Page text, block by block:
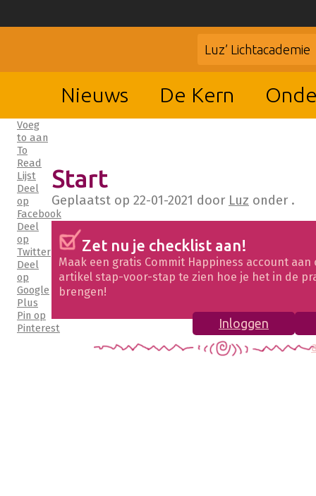
Luz’ Lichtacademie
Nieuws De Kern
Voeg
to aan
To
Read
Lijst
Deel
op
Facebook
Deel
op
Twitter
Deel
op
Google
Plus
Pin op
Pinterest
Start
Geplaatst op 22-01-2021 door Luz onder .
Zet nu je checklist aan!
Maak een gratis Commit Happiness account
artikel stap-voor-stap te zien hoe je het in de
brengen!
Inloggen